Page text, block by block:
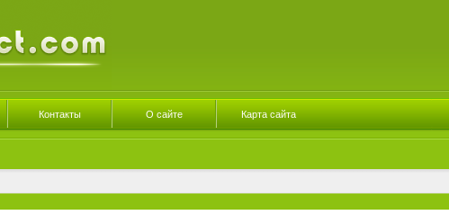
Контакты О сайте Карта сайта